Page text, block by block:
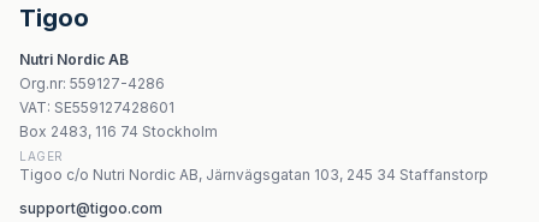
Kenay Phosphatidylcholine - 30 Days - 60 kapslar
Sambucol - Elderberry Extra Defense Liquid - 120ml
Olimp Labs Beta-Solar - 30 kapslar
Life Extension Bone Restore 700 mg - 120 kapslar
Tigoo
Nutri Nordic AB
Org.nr: 559127-4286
VAT: SE559127428601
Box 2483, 116 74 Stockholm
LAGER
Tigoo c/o Nutri Nordic AB, Järnvägsgatan 103, 245 34 Staffanstorp
support@tigoo.com